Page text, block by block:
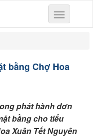
Toggle
navigation
bằng Chợ Hoa
phát hành đơn
bằng cho tiểu
Xuân Tết Nguyên